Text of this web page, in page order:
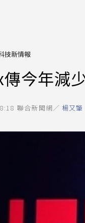
技新情報
今年減
聯合新聞網／ 楊又肇